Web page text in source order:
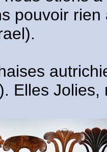
pouvoir
Elles Jolies,